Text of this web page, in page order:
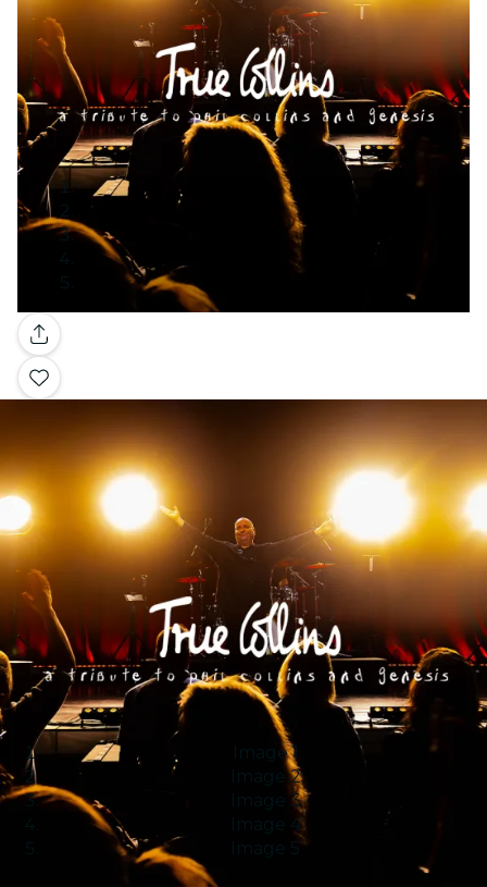
Galerie
Image 1
Image 2
Image 3
Image 4
Image 5